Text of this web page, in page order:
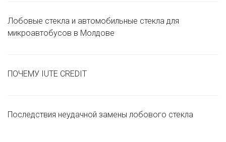
Лобовые стекла и автомобильные стекла для
микроавтобусов в Молдове
ПОЧЕМУ IUTE CREDIT
Последствия неудачной замены лобового стекла